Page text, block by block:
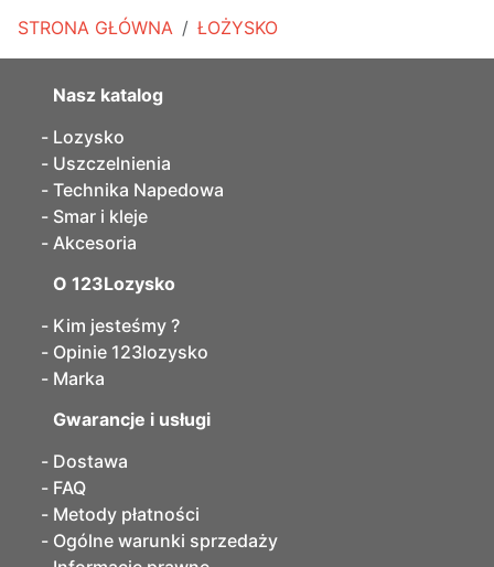
STRONA GŁÓWNA ŁOŻYSKO
Nasz katalog
Lozysko
Uszczelnienia
Technika Napedowa
Smar i kleje
Akcesoria
O 123Lozysko
Kim jesteśmy ?
Opinie 123lozysko
Marka
Gwarancje i usługi
Dostawa
FAQ
Metody płatności
Ogólne warunki sprzedaży